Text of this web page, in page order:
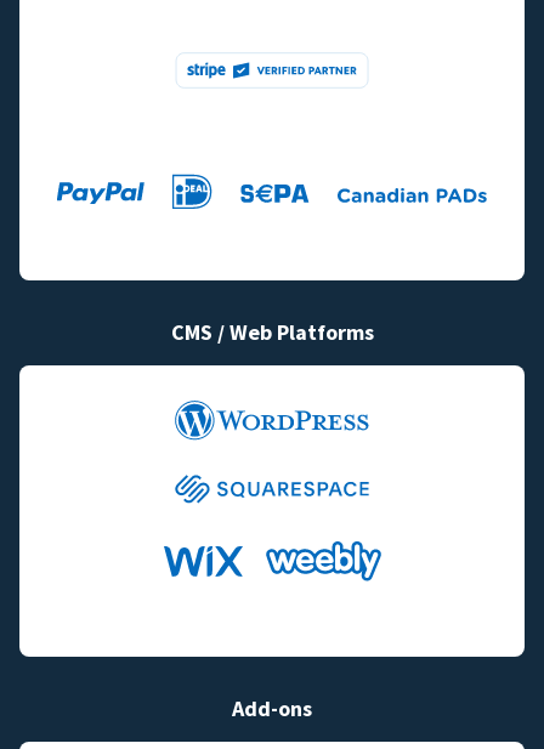
CMS / Web Platforms
Add-ons